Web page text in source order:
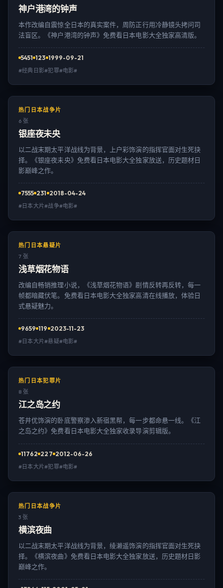
神户港湾的钟声
本作改编自震惊全日本的真实案件，周防正行用冷静镜头拷问司
法盲区。《神户港湾的钟声》免费看日本电影大全独家高清版。
5451 123 1999-09-21
#经典日影#犯罪#电影#
热门日本战争片
6 张
银座夜未央
以二战末期太平洋战线为背景，上户彩饰演的指挥官面对生死抉
择。《银座夜未央》免费看日本电影大全独家放送，历史题材日
影巅峰之作。
7555 231 2018-04-24
#日本大片#战争#电影#
热门日本悬疑片
7 张
浅草烟花物语
改编自畅销推理小说，《浅草烟花物语》剧情反转再反转，每一
帧都暗藏伏笔。免费看日本电影大全独家高清在线播放，体验日
式悬疑魅力。
9659 119 2023-11-23
#日本大片#悬疑#电影#
热门日本犯罪片
8 张
江之岛之约
苍井优饰演的卧底警察渗入新宿黑帮，每一步都命悬一线。《江
之岛之约》免费看日本电影大全独家收录导演剪辑版。
11762 227 2012-06-26
#日本大片#犯罪#电影#
热门日本战争片
3 张
横滨夜曲
以二战末期太平洋战线为背景，绫濑遥饰演的指挥官面对生死抉
择。《横滨夜曲》免费看日本电影大全独家放送，历史题材日影
巅峰之作。